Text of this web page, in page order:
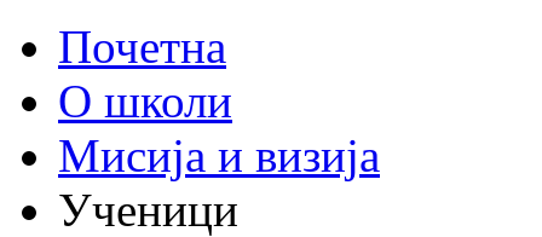
Почетна
О школи
Мисија и визија
Ученици